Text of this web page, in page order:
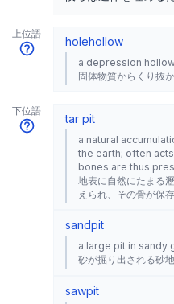
上位語
holehollow
a depression
固体物質からくり抜
下位語
tar pit
a natural
the earth; often
bones are thus
地表に自然にたまる
えられ、その骨が保
sandpit
a large pit in sandy
砂が掘り出される砂
sawpit